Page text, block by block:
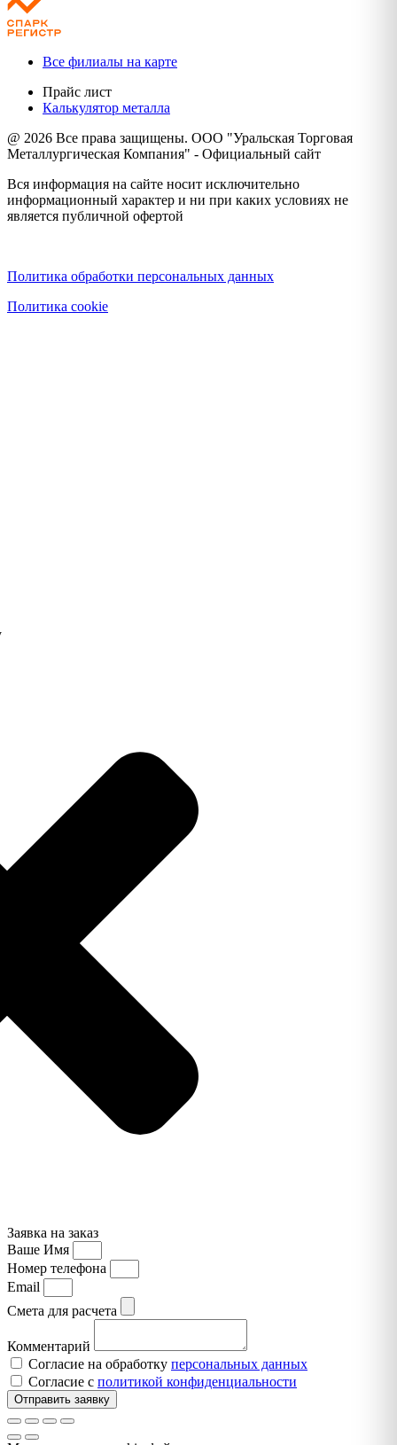
Все филиалы на карте
Прайс лист
Калькулятор металла
@ 2026 Все права защищены. ООО "Уральская Торговая
Металлургическая Компания" - Официальный сайт
Вся информация на сайте носит исключительно
информационный характер и ни при каких условиях не
является публичной офертой
Политика обработки персональных данных
Политика cookie
Заявка на заказ
Ваше Имя
Номер телефона
Email
Смета для расчета
Комментарий
Согласие на обработку персональных данных
Согласие с политикой конфиденциальности
Отправить заявку